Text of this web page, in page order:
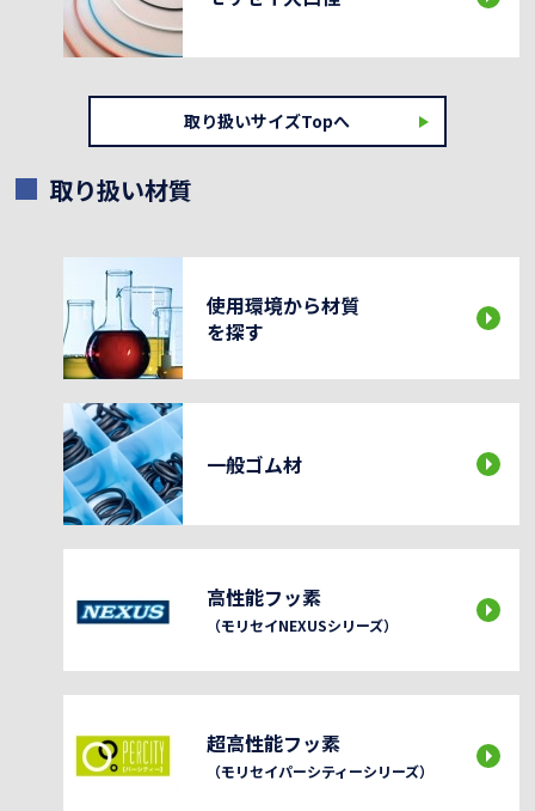
取り扱いサイズTopへ
取り扱い材質
使用環境から材質
を探す
一般ゴム材
高性能フッ素
（モリセイNEXUSシリーズ）
超高性能フッ素
（モリセイパーシティーシリーズ）